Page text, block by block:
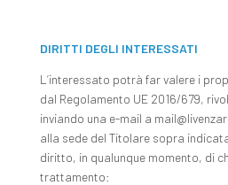
DIRITTI DEGLI INTERESSATI
L’interessato potrà far valere i
dal Regolamento UE 2016/679,
inviando una e-mail a
alla sede del Titolare sopra
diritto, in qualunque momento, di
trattamento: